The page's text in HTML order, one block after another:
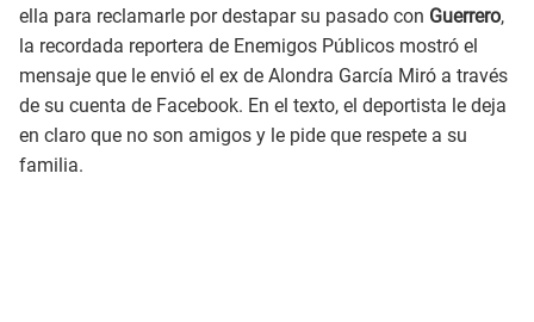
ella para reclamarle por destapar su pasado con Guerrero,
la recordada reportera de Enemigos Públicos mostró el
mensaje que le envió el ex de Alondra García Miró a través
de su cuenta de Facebook. En el texto, el deportista le deja
en claro que no son amigos y le pide que respete a su
familia.